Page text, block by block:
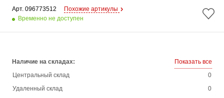
Арт. 096773512
Похожие артикулы
Временно не доступен
Наличие на складах:
Показать все
Центральный склад
0
Удаленный склад
0